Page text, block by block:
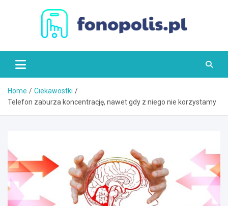
Fonopolis.pl
Home
Ciekawostki
Telefon zaburza koncentrację, nawet gdy z niego nie korzystamy